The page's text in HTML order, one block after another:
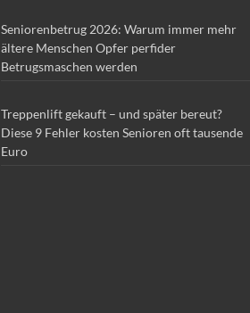
Seniorenbetrug 2026: Warum immer mehr
ältere Menschen Opfer perfider
Betrugsmaschen werden
Treppenlift gekauft – und später bereut?
Diese 9 Fehler kosten Senioren oft tausende
Euro